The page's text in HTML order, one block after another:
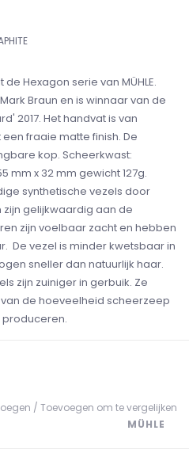
Hexagon serie van MÜHLE.
Braun en is winnaar van de
2017. Het handvat is van
fraaie matte finish. De
kop. Scheerkwast:
mm x 32 mm gewicht 127g.
synthetische vezels door
zijn gelijkwaardig aan de
zijn voelbaar zacht en hebben
De vezel is minder kwetsbaar in
sneller dan natuurlijk haar.
zijn zuiniger in gerbuik. Ze
de hoeveelheid scheerzeep
/ Toevoegen om te vergelijken
MÜHLE